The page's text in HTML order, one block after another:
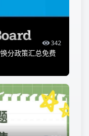
342
分政策汇总免费